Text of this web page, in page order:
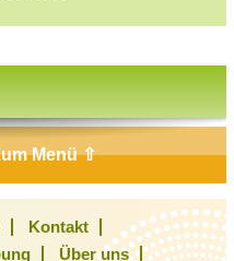
Menü ⇧
Kontakt
Über uns